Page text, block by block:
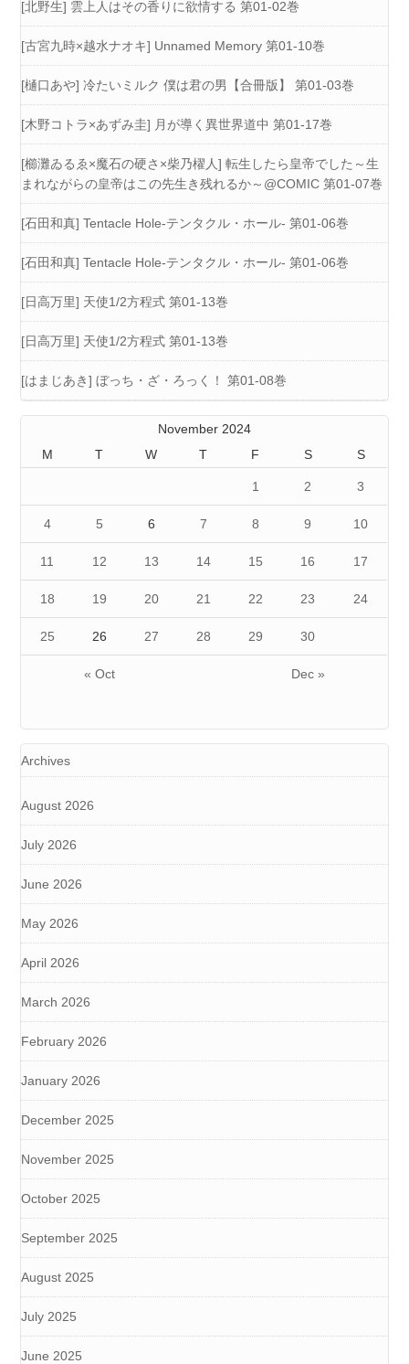
[北野生] 雲上人はその香りに欲情する 第01-02巻
[古宮九時×越水ナオキ] Unnamed Memory 第01-10巻
[樋口あや] 冷たいミルク 僕は君の男【合冊版】 第01-03巻
[木野コトラ×あずみ圭] 月が導く異世界道中 第01-17巻
[櫛灘ゐるゑ×魔石の硬さ×柴乃櫂人] 転生したら皇帝でした～生
まれながらの皇帝はこの先生き残れるか～@COMIC 第01-07巻
[石田和真] Tentacle Hole-テンタクル・ホール- 第01-06巻
[石田和真] Tentacle Hole-テンタクル・ホール- 第01-06巻
[日高万里] 天使1/2方程式 第01-13巻
[日高万里] 天使1/2方程式 第01-13巻
[はまじあき] ぼっち・ざ・ろっく！ 第01-08巻
November 2024
M
T W T F S S
« Oct Dec »
1 2 3
4 5 6 7 8 9 10
11 12 13 14 15 16 17
18 19 20 21 22 23 24
25 26 27 28 29 30
Archives
August 2026
July 2026
June 2026
May 2026
April 2026
March 2026
February 2026
January 2026
December 2025
November 2025
October 2025
September 2025
August 2025
July 2025
June 2025